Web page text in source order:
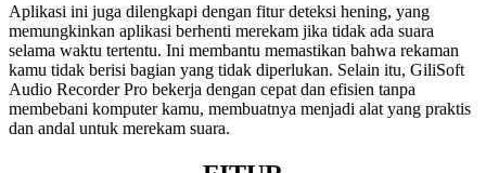
Aplikasi ini juga dilengkapi dengan fitur deteksi hening, yang
memungkinkan aplikasi berhenti merekam jika tidak ada suara
selama waktu tertentu. Ini membantu memastikan bahwa rekaman
kamu tidak berisi bagian yang tidak diperlukan. Selain itu, GiliSoft
Audio Recorder Pro bekerja dengan cepat dan efisien tanpa
membebani komputer kamu, membuatnya menjadi alat yang praktis
dan andal untuk merekam suara.